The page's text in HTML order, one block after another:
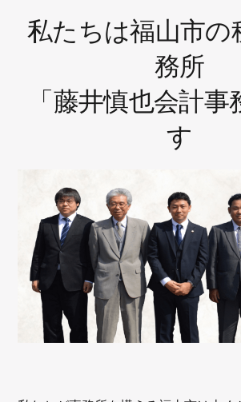
私たちは福山市の
務所
「藤井慎也会計
す